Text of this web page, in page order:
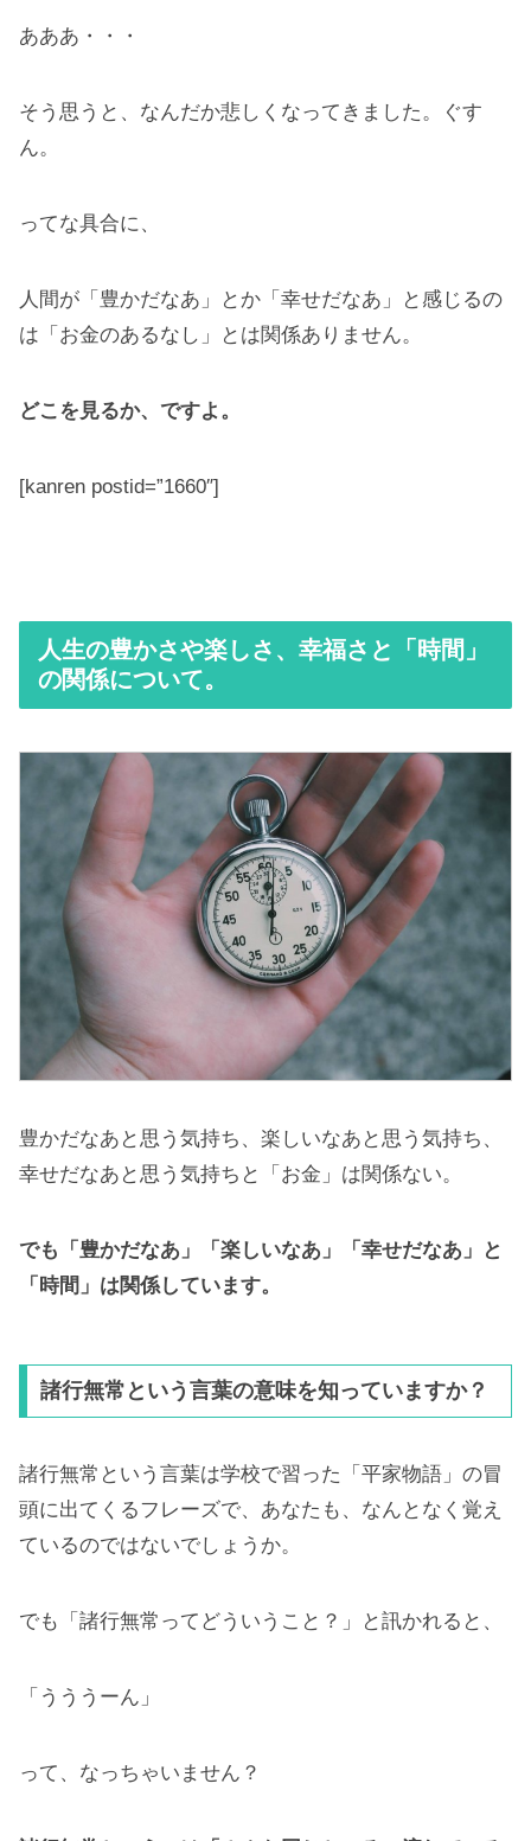
あああ・・・
そう思うと、なんだか悲しくなってきました。ぐす
ん。
ってな具合に、
人間が「豊かだなあ」とか「幸せだなあ」と感じるの
は「お金のあるなし」とは関係ありません。
どこを見るか、ですよ。
[kanren postid=”1660″]
人生の豊かさや楽しさ、幸福さと「時間」
の関係について。
豊かだなあと思う気持ち、楽しいなあと思う気持ち、
幸せだなあと思う気持ちと「お金」は関係ない。
でも「豊かだなあ」「楽しいなあ」「幸せだなあ」と
「時間」は関係しています。
諸行無常という言葉の意味を知っていますか？
諸行無常という言葉は学校で習った「平家物語」の冒
頭に出てくるフレーズで、あなたも、なんとなく覚え
ているのではないでしょうか。
でも「諸行無常ってどういうこと？」と訊かれると、
「うううーん」
って、なっちゃいません？